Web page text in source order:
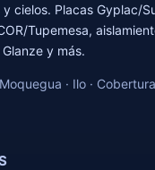
cielos. Placas Gyplac/
Tupemesa,
y más.
· Ilo ·